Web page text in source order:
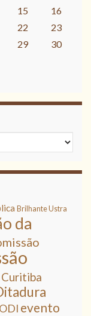
15
16
22
23
29
30
Brilhante Ustra
da
Curitiba
evento